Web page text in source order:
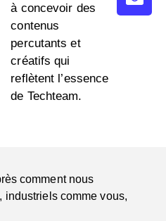
à concevoir des
contenus
percutants et
créatifs qui
reflètent l’essence
de Techteam.
comment nous
industriels comme vous,